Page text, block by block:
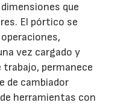
que
El pórtico se
vez cargado y
permanece
de cambiador
herramientas con